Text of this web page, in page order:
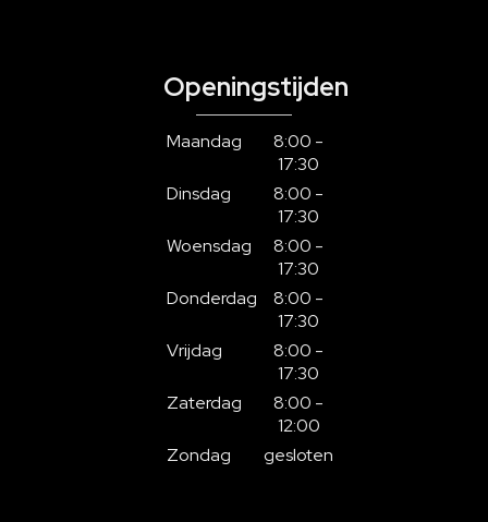
Openingstijden
Maandag
8:00 -
17:30
Dinsdag
8:00 -
17:30
Woensdag
8:00 -
17:30
Donderdag
8:00 -
17:30
Vrijdag
8:00 -
17:30
Zaterdag
8:00 -
12:00
Zondag
gesloten